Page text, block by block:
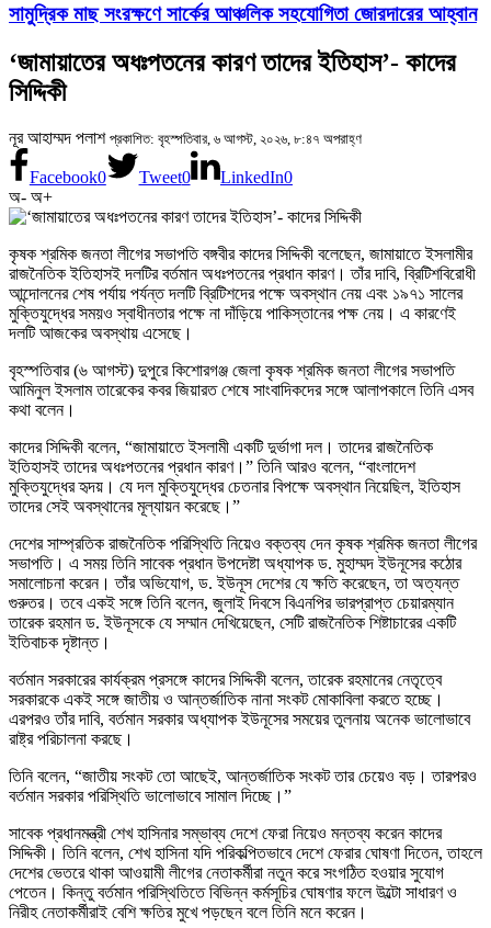
সামুদ্রিক মাছ সংরক্ষণে সার্কের আঞ্চলিক সহযোগিতা জোরদারের আহ্বান
‘জামায়াতের অধঃপতনের কারণ তাদের ইতিহাস’- কাদের
সিদ্দিকী
নূর আহাম্মদ পলাশ প্রকাশিত: বৃহস্পতিবার, ৬ আগস্ট, ২০২৬, ৮:৪৭ অপরাহ্ণ
Facebook0 Tweet0 LinkedIn0
অ- অ+
কৃষক শ্রমিক জনতা লীগের সভাপতি বঙ্গবীর কাদের সিদ্দিকী বলেছেন, জামায়াতে ইসলামীর
রাজনৈতিক ইতিহাসই দলটির বর্তমান অধঃপতনের প্রধান কারণ। তাঁর দাবি, ব্রিটিশবিরোধী
আন্দোলনের শেষ পর্যায় পর্যন্ত দলটি ব্রিটিশদের পক্ষে অবস্থান নেয় এবং ১৯৭১ সালের
মুক্তিযুদ্ধের সময়ও স্বাধীনতার পক্ষে না দাঁড়িয়ে পাকিস্তানের পক্ষ নেয়। এ কারণেই
দলটি আজকের অবস্থায় এসেছে।
বৃহস্পতিবার (৬ আগস্ট) দুপুরে কিশোরগঞ্জ জেলা কৃষক শ্রমিক জনতা লীগের সভাপতি
আমিনুল ইসলাম তারেকের কবর জিয়ারত শেষে সাংবাদিকদের সঙ্গে আলাপকালে তিনি এসব
কথা বলেন।
কাদের সিদ্দিকী বলেন, “জামায়াতে ইসলামী একটি দুর্ভাগা দল। তাদের রাজনৈতিক
ইতিহাসই তাদের অধঃপতনের প্রধান কারণ।” তিনি আরও বলেন, “বাংলাদেশ
মুক্তিযুদ্ধের হৃদয়। যে দল মুক্তিযুদ্ধের চেতনার বিপক্ষে অবস্থান নিয়েছিল, ইতিহাস
তাদের সেই অবস্থানের মূল্যায়ন করেছে।”
দেশের সাম্প্রতিক রাজনৈতিক পরিস্থিতি নিয়েও বক্তব্য দেন কৃষক শ্রমিক জনতা লীগের
সভাপতি। এ সময় তিনি সাবেক প্রধান উপদেষ্টা অধ্যাপক ড. মুহাম্মদ ইউনূসের কঠোর
সমালোচনা করেন। তাঁর অভিযোগ, ড. ইউনূস দেশের যে ক্ষতি করেছেন, তা অত্যন্ত
গুরুতর। তবে একই সঙ্গে তিনি বলেন, জুলাই দিবসে বিএনপির ভারপ্রাপ্ত চেয়ারম্যান
তারেক রহমান ড. ইউনূসকে যে সম্মান দেখিয়েছেন, সেটি রাজনৈতিক শিষ্টাচারের একটি
ইতিবাচক দৃষ্টান্ত।
বর্তমান সরকারের কার্যক্রম প্রসঙ্গে কাদের সিদ্দিকী বলেন, তারেক রহমানের নেতৃত্বে
সরকারকে একই সঙ্গে জাতীয় ও আন্তর্জাতিক নানা সংকট মোকাবিলা করতে হচ্ছে।
এরপরও তাঁর দাবি, বর্তমান সরকার অধ্যাপক ইউনূসের সময়ের তুলনায় অনেক ভালোভাবে
রাষ্ট্র পরিচালনা করছে।
তিনি বলেন, “জাতীয় সংকট তো আছেই, আন্তর্জাতিক সংকট তার চেয়েও বড়। তারপরও
বর্তমান সরকার পরিস্থিতি ভালোভাবে সামাল দিচ্ছে।”
সাবেক প্রধানমন্ত্রী শেখ হাসিনার সম্ভাব্য দেশে ফেরা নিয়েও মন্তব্য করেন কাদের
সিদ্দিকী। তিনি বলেন, শেখ হাসিনা যদি পরিকল্পিতভাবে দেশে ফেরার ঘোষণা দিতেন, তাহলে
দেশের ভেতরে থাকা আওয়ামী লীগের নেতাকর্মীরা নতুন করে সংগঠিত হওয়ার সুযোগ
পেতেন। কিন্তু বর্তমান পরিস্থিতিতে বিভিন্ন কর্মসূচির ঘোষণার ফলে উল্টো সাধারণ ও
নিরীহ নেতাকর্মীরাই বেশি ক্ষতির মুখে পড়ছেন বলে তিনি মনে করেন।